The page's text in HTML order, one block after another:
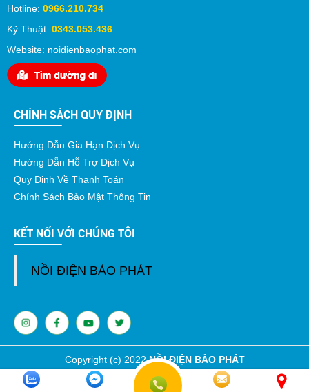
Hotline: 0966.210.734
Kỹ Thuật: 0343.053.436
Website: noidienbaophat.com
CHÍNH SÁCH QUY ĐỊNH
Hướng Dẫn Gia Hạn Dịch Vụ
Hướng Dẫn Hỗ Trợ Dịch Vụ
Quy Định Về Thanh Toán
Chính Sách Bảo Mật Thông Tin
KẾT NỐI VỚI CHÚNG TÔI
NỒI ĐIỆN BẢO PHÁT
Copyright (c) 2022NỒI ĐIỆN BẢO PHÁT
Đang online: 6 | Tổng truy cập: 432489